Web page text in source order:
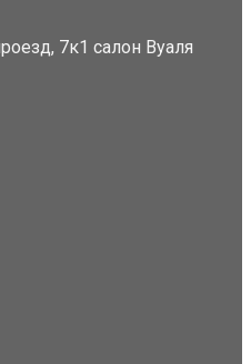
7к1 салон Вуаля